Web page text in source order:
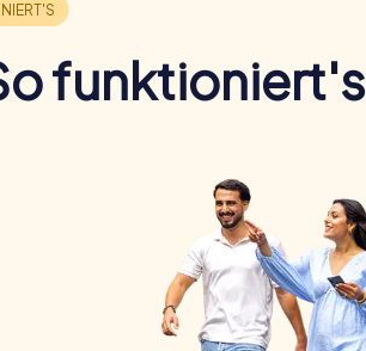
funktioniert's